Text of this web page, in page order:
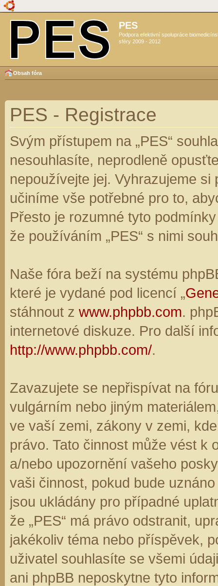
PES
Podpora efektivní spolupráce
sféry 2009 - 2012
Obsah fóra
PES - Registrace
Svým přístupem na „PES“
nesouhlasíte, neprodleně
nepoužívejte jej. Vyhrazujeme
učiníme vše potřebné pro to,
Přesto je rozumné tyto
že používáním „PES“ s nimi
Naše fóra beží na systému
které je vydané pod licencí „
stáhnout z www.phpbb.com.
internetové diskuze. Pro další
http://www.phpbb.com/.
Zavazujete se nepřispívat na
vulgárním nebo jiným
ve vaší zemi, zákony v zemi,
právo. Tato činnost může vést k
a/nebo upozornění vašeho
vaši činnost, pokud bude
jsou ukládány pro případné
že „PES“ má právo odstranit,
jakékoliv téma nebo příspěvek,
uživatel souhlasíte se všemi
ani phpBB neposkytne tyto